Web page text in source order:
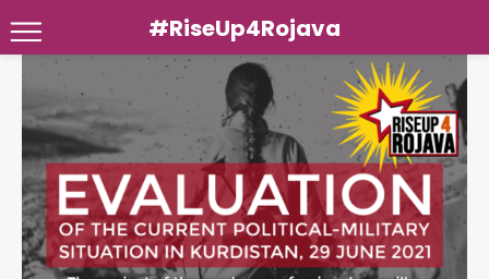
Skip
content
#RiseUp4Rojava